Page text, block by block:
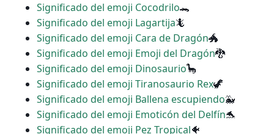
Significado del emoji Cocodrilo🐊
Significado del emoji Lagartija🦎
Significado del emoji Cara de Dragón🐲
Significado del emoji Emoji del Dragón🐉
Significado del emoji Dinosaurio🦕
Significado del emoji Tiranosaurio Rex🦖
Significado del emoji Ballena escupiendo🐳
Significado del emoji Emoticón del Delfín🐬
Significado del emoji Pez Tropical🐠